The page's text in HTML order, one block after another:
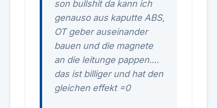
son bullshit da kann ich
genauso aus kaputte ABS,
OT geber auseinander
bauen und die magnete
an die leitunge pappen....
das ist billiger und hat den
gleichen effekt =0